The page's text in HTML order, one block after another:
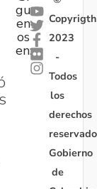
gu
en
os
en:
Copyrigth
2023
-
Todos
los
derechos
Gobierno
de